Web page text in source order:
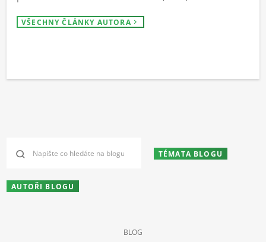
VŠECHNY ČLÁNKY AUTORA
TÉMATA BLOGU
AUTOŘI BLOGU
BLOG